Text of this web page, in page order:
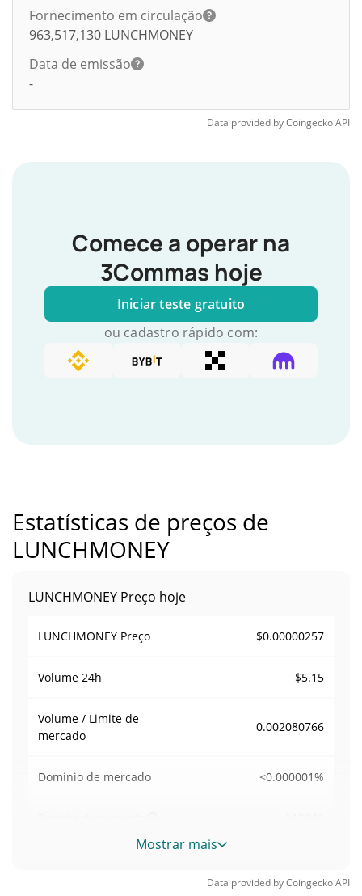
Fornecimento em circulação
963,517,130 LUNCHMONEY
Data de emissão
-
Data provided byCoingeckoAPI
Comece a operar na
3Commas hoje
Iniciar teste gratuito
ou cadastro rápido com:
Estatísticas de preços de
LUNCHMONEY
LUNCHMONEY Preço hoje
LUNCHMONEY Preço $0.00000257
Volume 24h $5.15
Volume / Limite de
mercado
0.002080766
Dominio de mercado <0.000001%
Posição de mercado #12846
Mostrar mais
Data provided byCoingeckoAPI